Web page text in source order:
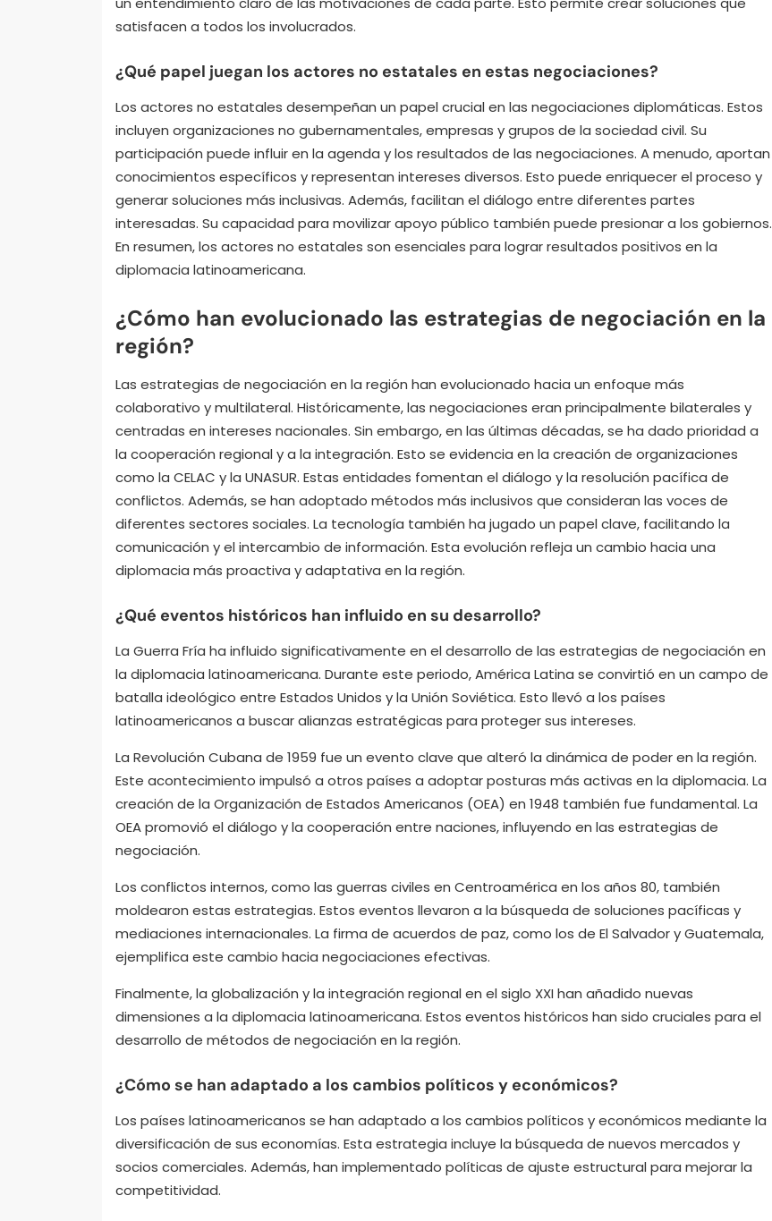
satisfacen a todos los involucrados.
¿Qué papel juegan los actores no estatales en estas negociaciones?
Los actores no estatales desempeñan un papel crucial en las negociaciones diplomáticas. Estos
incluyen organizaciones no gubernamentales, empresas y grupos de la sociedad civil. Su
participación puede influir en la agenda y los resultados de las negociaciones. A menudo, aportan
conocimientos específicos y representan intereses diversos. Esto puede enriquecer el proceso y
generar soluciones más inclusivas. Además, facilitan el diálogo entre diferentes partes
interesadas. Su capacidad para movilizar apoyo público también puede presionar a los gobiernos.
En resumen, los actores no estatales son esenciales para lograr resultados positivos en la
diplomacia latinoamericana.
¿Cómo han evolucionado las estrategias de negociación en la
región?
Las estrategias de negociación en la región han evolucionado hacia un enfoque más
colaborativo y multilateral. Históricamente, las negociaciones eran principalmente bilaterales y
centradas en intereses nacionales. Sin embargo, en las últimas décadas, se ha dado prioridad a
la cooperación regional y a la integración. Esto se evidencia en la creación de organizaciones
como la CELAC y la UNASUR. Estas entidades fomentan el diálogo y la resolución pacífica de
conflictos. Además, se han adoptado métodos más inclusivos que consideran las voces de
diferentes sectores sociales. La tecnología también ha jugado un papel clave, facilitando la
comunicación y el intercambio de información. Esta evolución refleja un cambio hacia una
diplomacia más proactiva y adaptativa en la región.
¿Qué eventos históricos han influido en su desarrollo?
La Guerra Fría ha influido significativamente en el desarrollo de las estrategias de negociación en
la diplomacia latinoamericana. Durante este periodo, América Latina se convirtió en un campo de
batalla ideológico entre Estados Unidos y la Unión Soviética. Esto llevó a los países
latinoamericanos a buscar alianzas estratégicas para proteger sus intereses.
La Revolución Cubana de 1959 fue un evento clave que alteró la dinámica de poder en la región.
Este acontecimiento impulsó a otros países a adoptar posturas más activas en la diplomacia. La
creación de la Organización de Estados Americanos (OEA) en 1948 también fue fundamental. La
OEA promovió el diálogo y la cooperación entre naciones, influyendo en las estrategias de
negociación.
Los conflictos internos, como las guerras civiles en Centroamérica en los años 80, también
moldearon estas estrategias. Estos eventos llevaron a la búsqueda de soluciones pacíficas y
mediaciones internacionales. La firma de acuerdos de paz, como los de El Salvador y Guatemala,
ejemplifica este cambio hacia negociaciones efectivas.
Finalmente, la globalización y la integración regional en el siglo XXI han añadido nuevas
dimensiones a la diplomacia latinoamericana. Estos eventos históricos han sido cruciales para el
desarrollo de métodos de negociación en la región.
¿Cómo se han adaptado a los cambios políticos y económicos?
Los países latinoamericanos se han adaptado a los cambios políticos y económicos mediante la
diversificación de sus economías. Esta estrategia incluye la búsqueda de nuevos mercados y
socios comerciales. Además, han implementado políticas de ajuste estructural para mejorar la
competitividad.